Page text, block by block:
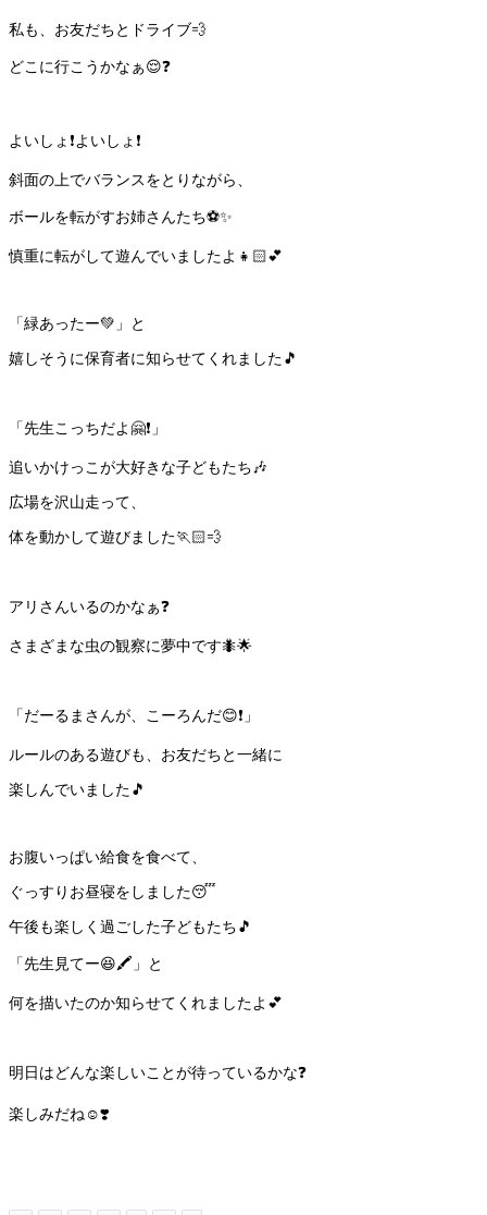
私も、お友だちとドライブ💨
どこに行こうかなぁ😌❓
よいしょ❗️よいしょ❗️
斜面の上でバランスをとりながら、
ボールを転がすお姉さんたち⚽️✨
慎重に転がして遊んでいましたよ👧🏻💕
「緑あったー💚」と
嬉しそうに保育者に知らせてくれました🎵
「先生こっちだよ🤗❗️」
追いかけっこが大好きな子どもたち🎶
広場を沢山走って、
体を動かして遊びました🏃🏻💨
アリさんいるのかなぁ❓
さまざまな虫の観察に夢中です🐜🌟
「だーるまさんが、こーろんだ😊❗️」
ルールのある遊びも、お友だちと一緒に
楽しんでいました🎵
お腹いっぱい給食を食べて、
ぐっすりお昼寝をしました😴
午後も楽しく過ごした子どもたち🎵
「先生見てー😆🖍」と
何を描いたのか知らせてくれましたよ💕
明日はどんな楽しいことが待っているかな❓
楽しみだね☺️❣️